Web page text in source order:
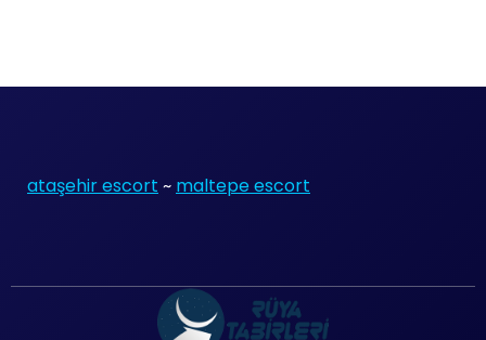
ataşehir escort ~ maltepe escort